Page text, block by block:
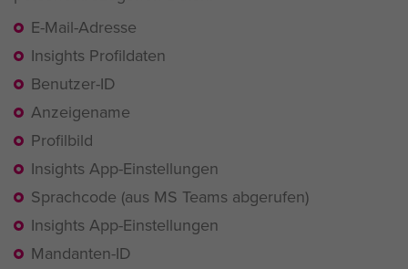
E-Mail-Adresse
Insights Profildaten
Benutzer-ID
Anzeigename
Profilbild
Insights App-Einstellungen
Sprachcode (aus MS Teams abgerufen)
Insights App-Einstellungen
Mandanten-ID